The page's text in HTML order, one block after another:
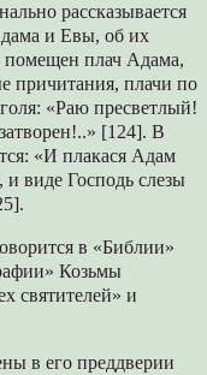
рассказывается
и Евы, об их
помещен плач Адама,
причитания, плачи по
«Раю пресветлый!
[124]. В
«И плакася Адам
и виде Господь слезы
в «Библии»
Козьмы
святителей» и
в его преддверии